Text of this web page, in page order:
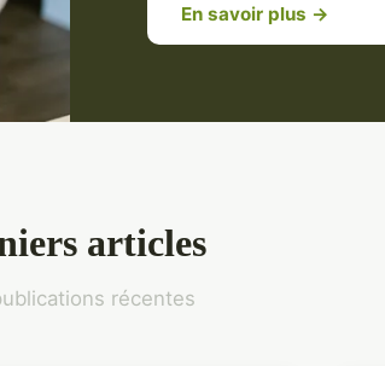
En savoir plus →
articles
récentes